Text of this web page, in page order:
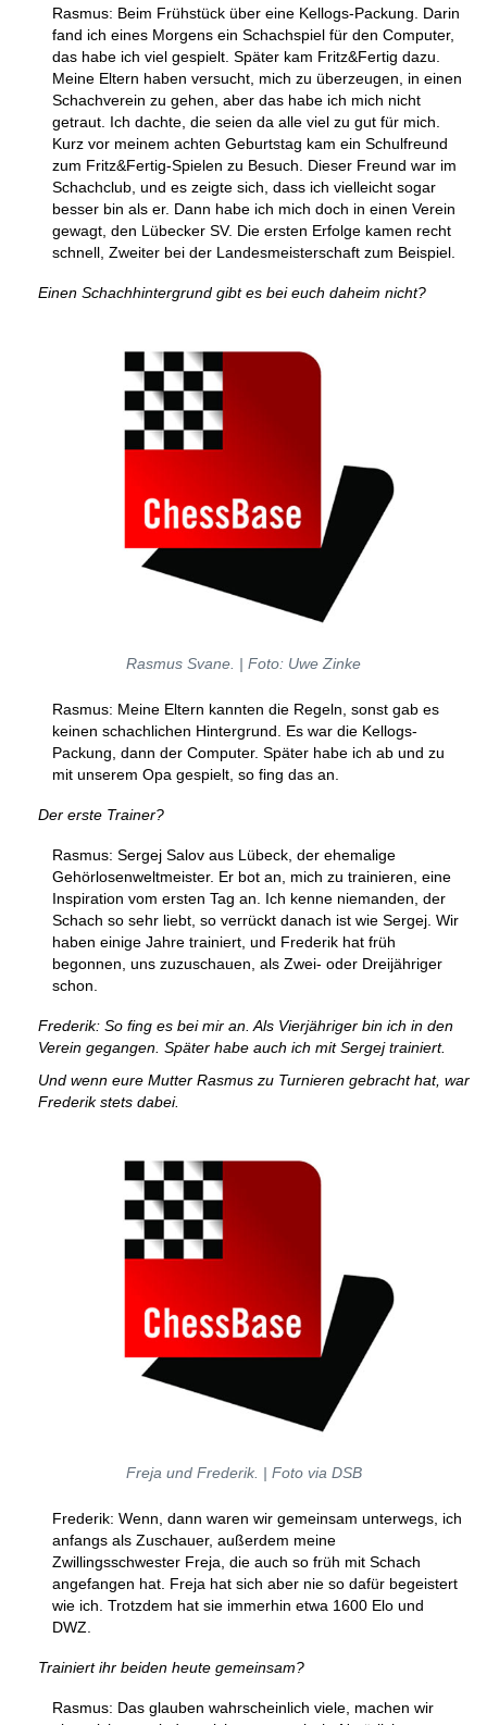
Rasmus: Beim Frühstück über eine Kellogs-Packung. Darin
fand ich eines Morgens ein Schachspiel für den Computer,
das habe ich viel gespielt. Später kam Fritz&Fertig dazu.
Meine Eltern haben versucht, mich zu überzeugen, in einen
Schachverein zu gehen, aber das habe ich mich nicht
getraut. Ich dachte, die seien da alle viel zu gut für mich.
Kurz vor meinem achten Geburtstag kam ein Schulfreund
zum Fritz&Fertig-Spielen zu Besuch. Dieser Freund war im
Schachclub, und es zeigte sich, dass ich vielleicht sogar
besser bin als er. Dann habe ich mich doch in einen Verein
gewagt, den Lübecker SV. Die ersten Erfolge kamen recht
schnell, Zweiter bei der Landesmeisterschaft zum Beispiel.
Einen Schachhintergrund gibt es bei euch daheim nicht?
Rasmus Svane. | Foto: Uwe Zinke
Rasmus: Meine Eltern kannten die Regeln, sonst gab es
keinen schachlichen Hintergrund. Es war die Kellogs-
Packung, dann der Computer. Später habe ich ab und zu
mit unserem Opa gespielt, so fing das an.
Der erste Trainer?
Rasmus: Sergej Salov aus Lübeck, der ehemalige
Gehörlosenweltmeister. Er bot an, mich zu trainieren, eine
Inspiration vom ersten Tag an. Ich kenne niemanden, der
Schach so sehr liebt, so verrückt danach ist wie Sergej. Wir
haben einige Jahre trainiert, und Frederik hat früh
begonnen, uns zuzuschauen, als Zwei- oder Dreijähriger
schon.
Frederik: So fing es bei mir an. Als Vierjähriger bin ich in den
Verein gegangen. Später habe auch ich mit Sergej trainiert.
Und wenn eure Mutter Rasmus zu Turnieren gebracht hat, war
Frederik stets dabei.
Freja und Frederik. | Foto via DSB
Frederik: Wenn, dann waren wir gemeinsam unterwegs, ich
anfangs als Zuschauer, außerdem meine
Zwillingsschwester Freja, die auch so früh mit Schach
angefangen hat. Freja hat sich aber nie so dafür begeistert
wie ich. Trotzdem hat sie immerhin etwa 1600 Elo und
DWZ.
Trainiert ihr beiden heute gemeinsam?
Rasmus: Das glauben wahrscheinlich viele, machen wir